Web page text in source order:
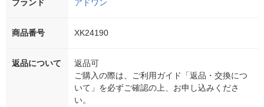
ブランド アドワン
商品番号 XK24190
返品について
返品可
ご購入の際は、ご利用ガイド「返品・交換につ
いて」を必ずご確認の上、お申し込みくださ
い。